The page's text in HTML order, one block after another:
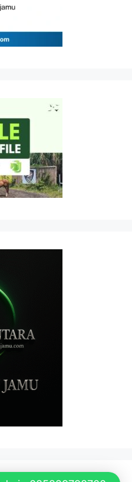
Baku Jamu Indonesia •